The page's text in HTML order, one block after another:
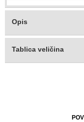
Opis
Tablica veličina